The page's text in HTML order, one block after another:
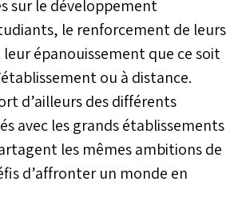
sur le développement
le renforcement de leurs
épanouissement que ce soit
ou à distance.
d’ailleurs des différents
avec les grands établissements
les mêmes ambitions de
d’affronter un monde en